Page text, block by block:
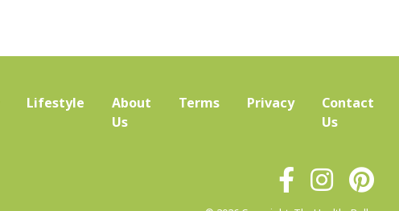
Lifestyle
About
Us(current)
Terms Privacy
Contact
Us